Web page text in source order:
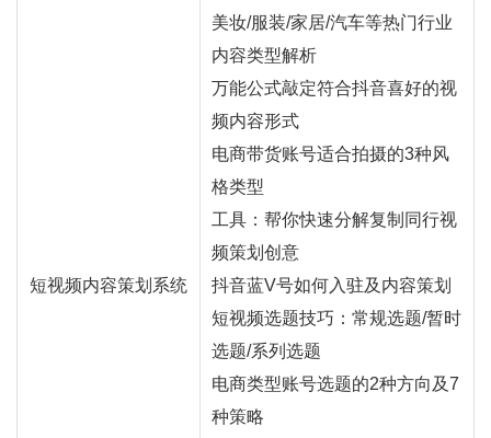
短视频内容策划系统
美妆/服装/家居/汽车等热门行业
内容类型解析
万能公式敲定符合抖音喜好的视
频内容形式
电商带货账号适合拍摄的3种风
格类型
工具：帮你快速分解复制同行视
频策划创意
抖音蓝V号如何入驻及内容策划
短视频选题技巧：常规选题/暂时
选题/系列选题
电商类型账号选题的2种方向及7
种策略